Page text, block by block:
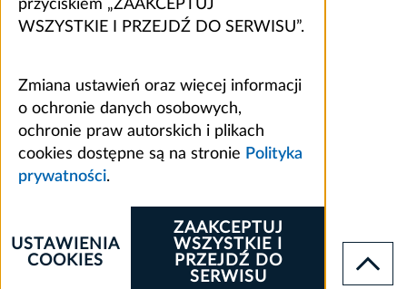
przyciskiem „ZAAKCEPTUJ
WSZYSTKIE I PRZEJDŹ DO SERWISU”.
Zmiana ustawień oraz więcej informacji
o ochronie danych osobowych,
ochronie praw autorskich i plikach
cookies dostępne są na stronie Polityka
prywatności.
ZAAKCEPTUJ
WSZYSTKIE I
PRZEJDŹ DO
SERWISU
USTAWIENIA
COOKIES